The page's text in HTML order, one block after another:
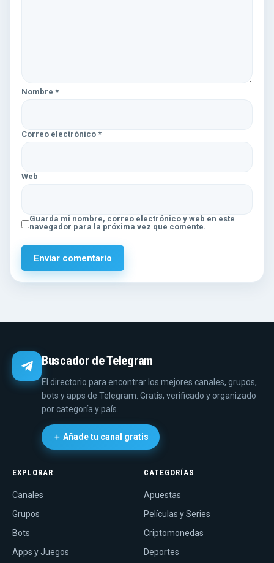
Nombre *
Correo electrónico *
Web
Guarda mi nombre, correo electrónico y web en este
navegador para la próxima vez que comente.
Buscador de Telegram
El directorio para encontrar los mejores canales, grupos,
bots y apps de Telegram. Gratis, verificado y organizado
por categoría y país.
＋ Añade tu canal gratis
EXPLORAR
Canales
Grupos
Bots
Apps y Juegos
CATEGORÍAS
Apuestas
Películas y Series
Criptomonedas
Deportes